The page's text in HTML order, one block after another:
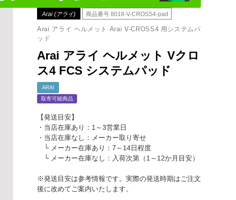
Arai (アライ) 商品番号 8018-V-CROSS4-pad
Arai アライ ヘルメット Arai V-CROSS4 用システムパ
ッド
Arai アライ ヘルメット Vクロ
ス4 FCS システムパッド
ARAI
取寄可能商品
【発送目安】
・当店在庫あり：1～3営業日
・当店在庫なし：メーカー取り寄せ
└ メーカー在庫あり：7～14日程度
└ メーカー在庫なし：入荷次第（1～12か月目安）
※発送目安は参考情報です。実際の発送時期はご注文
後に改めてご案内いたします。